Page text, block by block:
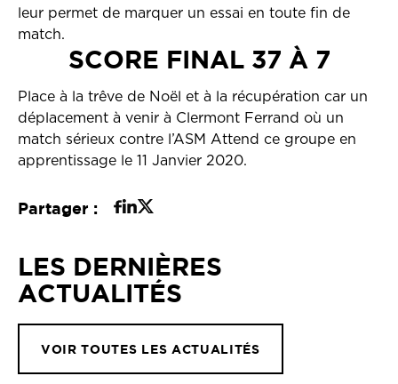
leur permet de marquer un essai en toute fin de
match.
SCORE FINAL 37 À 7
Place à la trêve de Noël et à la récupération car un
déplacement à venir à Clermont Ferrand où un
match sérieux contre l’ASM Attend ce groupe en
apprentissage le 11 Janvier 2020.
Partager :
LES DERNIÈRES
ACTUALITÉS
VOIR TOUTES LES ACTUALITÉS